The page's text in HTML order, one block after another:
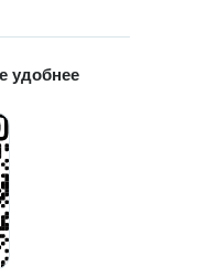
удобнее